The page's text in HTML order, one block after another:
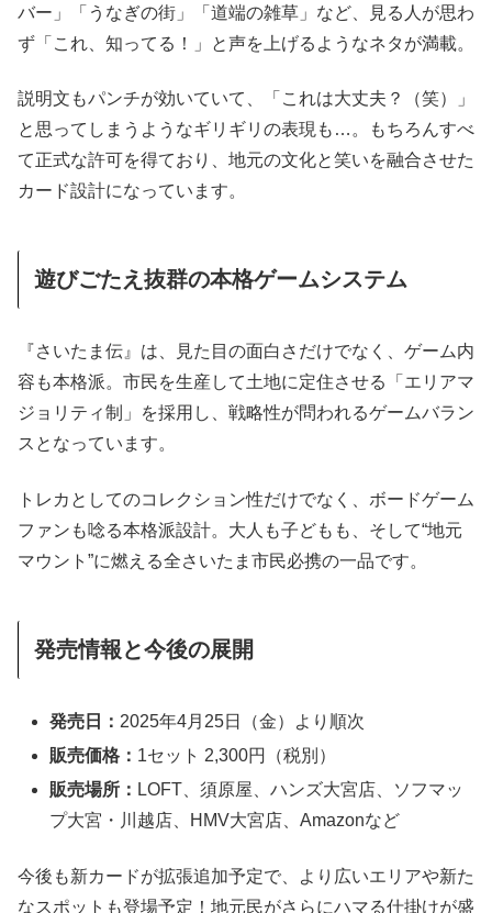
バー」「うなぎの街」「道端の雑草」など、見る人が思わ
ず「これ、知ってる！」と声を上げるようなネタが満載。
説明文もパンチが効いていて、「これは大丈夫？（笑）」
と思ってしまうようなギリギリの表現も…。もちろんすべ
て正式な許可を得ており、地元の文化と笑いを融合させた
カード設計になっています。
遊びごたえ抜群の本格ゲームシステム
『さいたま伝』は、見た目の面白さだけでなく、ゲーム内
容も本格派。市民を生産して土地に定住させる「エリアマ
ジョリティ制」を採用し、戦略性が問われるゲームバラン
スとなっています。
トレカとしてのコレクション性だけでなく、ボードゲーム
ファンも唸る本格派設計。大人も子どもも、そして“地元
マウント”に燃える全さいたま市民必携の一品です。
発売情報と今後の展開
発売日： 2025年4月25日（金）より順次
販売価格： 1セット 2,300円（税別）
販売場所： LOFT、須原屋、ハンズ大宮店、ソフマッ
プ大宮・川越店、HMV大宮店、Amazonなど
今後も新カードが拡張追加予定で、より広いエリアや新た
なスポットも登場予定！地元民がさらにハマる仕掛けが盛